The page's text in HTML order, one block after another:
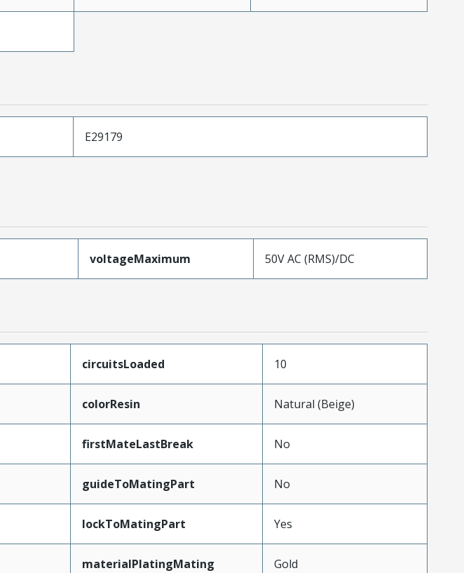
E29179
voltageMaximum 50V AC (RMS)/DC
circuitsLoaded 10
colorResin Natural (Beige)
firstMateLastBreak No
guideToMatingPart No
lockToMatingPart Yes
materialPlatingMating Gold